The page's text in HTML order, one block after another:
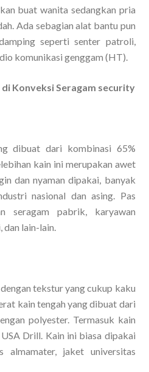
buat wanita sedangkan pria
Ada sebagian alat bantu pun
seperti senter patroli,
komunikasi genggam (HT).
Konveksi Seragam security
dibuat dari kombinasi 65%
kain ini merupakan awet
dan nyaman dipakai, banyak
nasional dan asing. Pas
seragam pabrik, karyawan
dan lain-lain.
tekstur yang cukup kaku
kain tengah yang dibuat dari
polyester. Termasuk kain
Drill. Kain ini biasa dipakai
jaket universitas